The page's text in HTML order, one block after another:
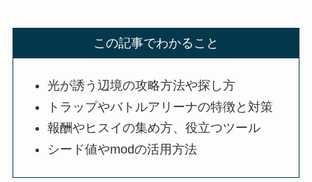
この記事でわかること
光が誘う辺境の攻略方法や探し方
トラップやバトルアリーナの特徴と対策
報酬やヒスイの集め方、役立つツール
シード値やmodの活用方法